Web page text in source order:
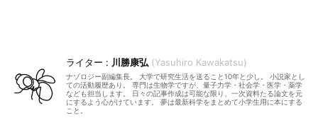
川勝康弘 Yasuhiro Kawakatsu
ナゾロジー副編集長。 大学で研究生活を送ること10年と少し。 小説家とし
ての活動履歴あり。 専門は生物学ですが、量子力学・社会学・医学・薬学
なども担当します。 日々の記事作成は可能な限り、一次資料たる論文を元
にするよう心がけています。 夢は最新科学をまとめて小学生用に本にする
こと。